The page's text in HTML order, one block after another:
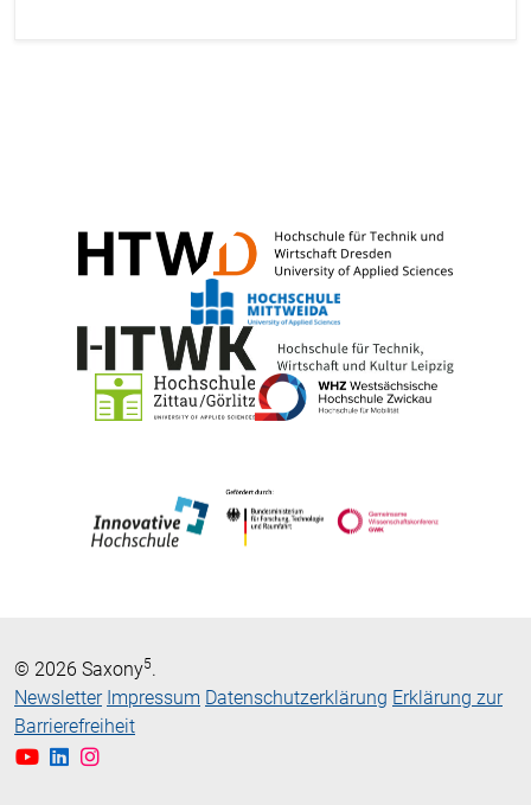
© 2026 Saxony5.
Newsletter Impressum Datenschutzerklärung Erklärung zur
Barrierefreiheit